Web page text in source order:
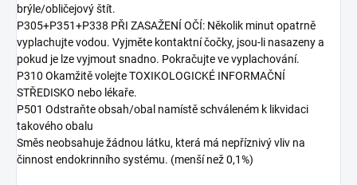
brýle/obličejový štít.
P305+P351+P338 PŘI ZASAŽENÍ OČÍ: Několik minut opatrně
vyplachujte vodou. Vyjměte kontaktní čočky, jsou-li nasazeny a
pokud je lze vyjmout snadno. Pokračujte ve vyplachování.
P310 Okamžitě volejte TOXIKOLOGICKÉ INFORMAČNÍ
STŘEDISKO nebo lékaře.
P501 Odstraňte obsah/obal namístě schváleném k likvidaci
takového obalu
Směs neobsahuje žádnou látku, která má nepříznivý vliv na
činnost endokrinního systému. (menší než 0,1%)